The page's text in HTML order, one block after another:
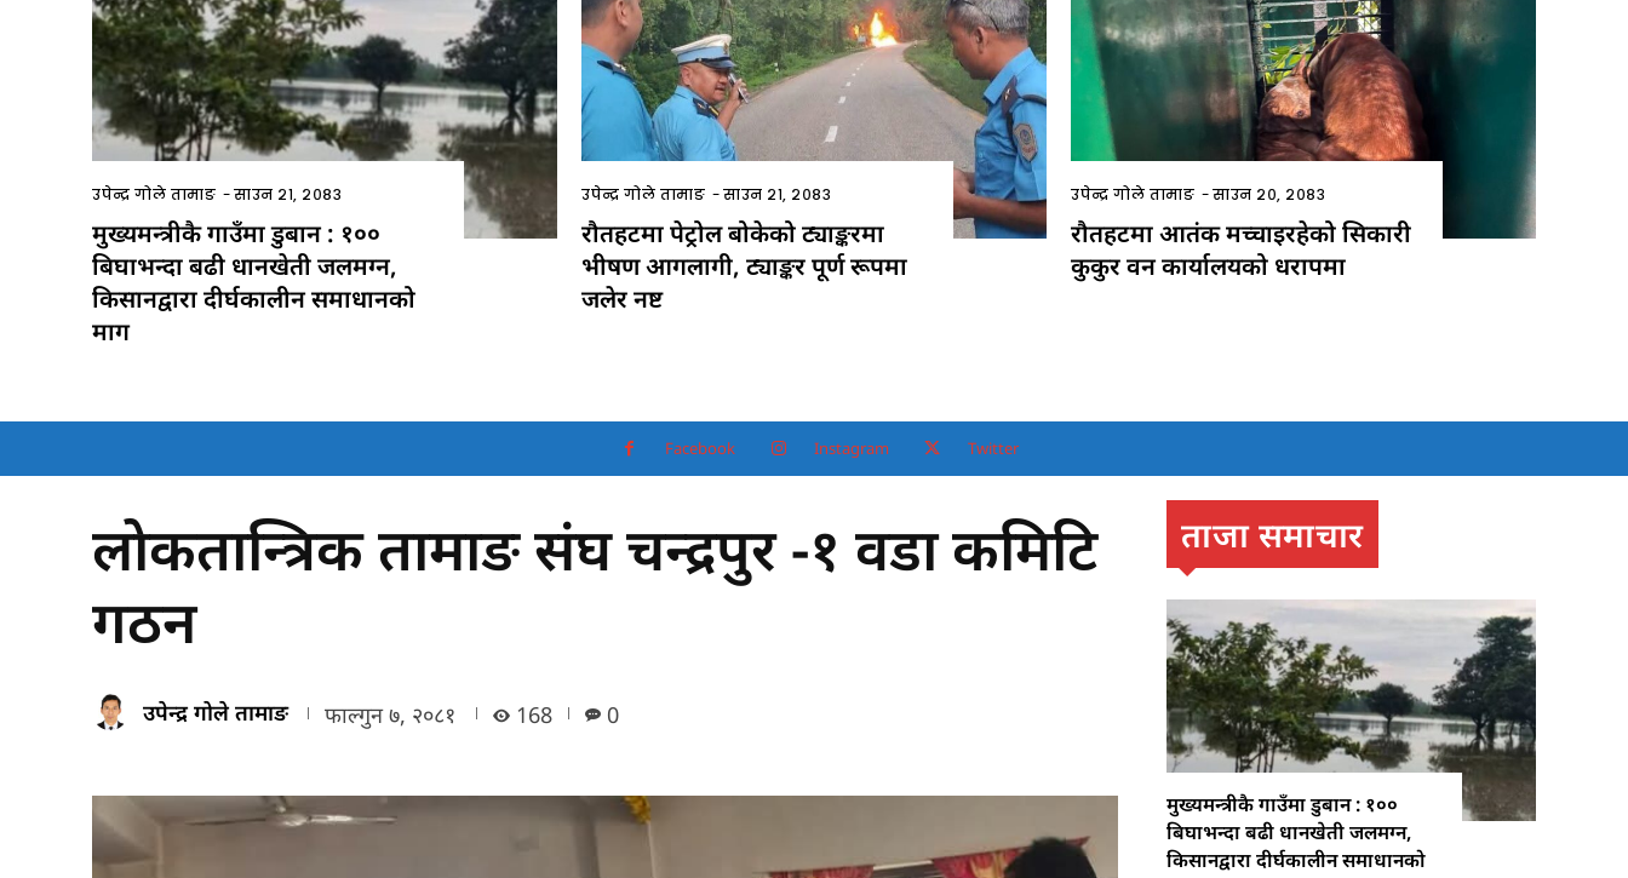
उपेन्द्र गोले तामाङ -साउन २१, २०८३
मुख्यमन्त्रीकै गाउँमा डुबान : १००
बिघाभन्दा बढी धानखेती जलमग्न,
किसानद्वारा दीर्घकालीन समाधानको
माग
उपेन्द्र गोले तामाङ -साउन २१, २०८३
रौतहटमा पेट्रोल बोकेको ट्याङ्करमा
भीषण आगलागी, ट्याङ्कर पूर्ण रूपमा
जलेर नष्ट
उपेन्द्र गोले तामाङ -साउन २०, २०८३
रौतहटमा आतंक मच्चाइरहेको सिकारी
कुकुर वन कार्यालयको धरापमा
Facebook Instagram Twitter